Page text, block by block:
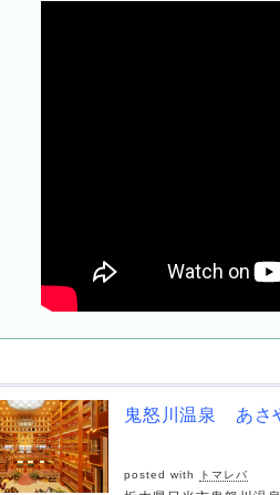
鬼怒川温泉 あさ
posted with トマレバ